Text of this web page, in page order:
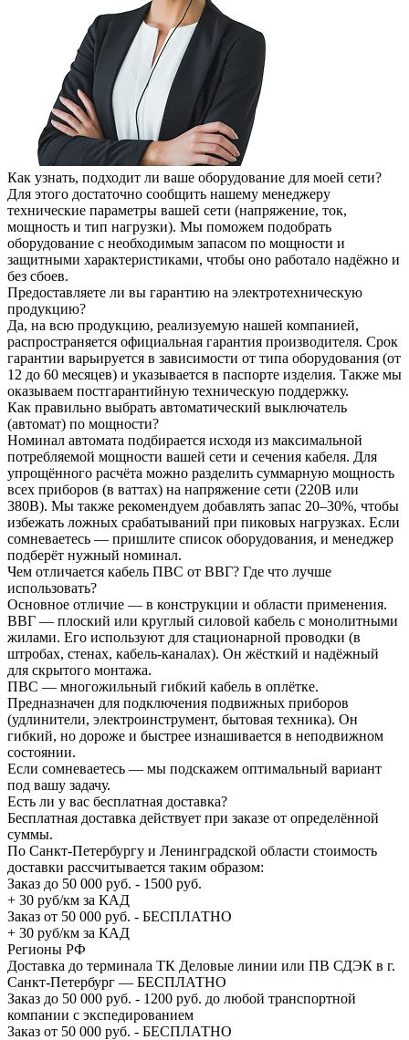
Как узнать, подходит ли ваше оборудование для моей сети?
Для этого достаточно сообщить нашему менеджеру
технические параметры вашей сети (напряжение, ток,
мощность и тип нагрузки). Мы поможем подобрать
оборудование с необходимым запасом по мощности и
защитными характеристиками, чтобы оно работало надёжно и
без сбоев.
Предоставляете ли вы гарантию на электротехническую
продукцию?
Да, на всю продукцию, реализуемую нашей компанией,
распространяется официальная гарантия производителя. Срок
гарантии варьируется в зависимости от типа оборудования (от
12 до 60 месяцев) и указывается в паспорте изделия. Также мы
оказываем постгарантийную техническую поддержку.
Как правильно выбрать автоматический выключатель
(автомат) по мощности?
Номинал автомата подбирается исходя из максимальной
потребляемой мощности вашей сети и сечения кабеля. Для
упрощённого расчёта можно разделить суммарную мощность
всех приборов (в ваттах) на напряжение сети (220В или
380В). Мы также рекомендуем добавлять запас 20–30%, чтобы
избежать ложных срабатываний при пиковых нагрузках. Если
сомневаетесь — пришлите список оборудования, и менеджер
подберёт нужный номинал.
Чем отличается кабель ПВС от ВВГ? Где что лучше
использовать?
Основное отличие — в конструкции и области применения.
ВВГ — плоский или круглый силовой кабель с монолитными
жилами. Его используют для стационарной проводки (в
штробах, стенах, кабель-каналах). Он жёсткий и надёжный
для скрытого монтажа.
ПВС — многожильный гибкий кабель в оплётке.
Предназначен для подключения подвижных приборов
(удлинители, электроинструмент, бытовая техника). Он
гибкий, но дороже и быстрее изнашивается в неподвижном
состоянии.
Если сомневаетесь — мы подскажем оптимальный вариант
под вашу задачу.
Есть ли у вас бесплатная доставка?
Бесплатная доставка действует при заказе от определённой
суммы.
По Санкт-Петербургу и Ленинградской области стоимость
доставки рассчитывается таким образом:
Заказ до 50 000 руб. - 1500 руб.
+ 30 руб/км за КАД
Заказ от 50 000 руб. - БЕСПЛАТНО
+ 30 руб/км за КАД
Регионы РФ
Доставка до терминала ТК Деловые линии или ПВ СДЭК в г.
Санкт-Петербург — БЕСПЛАТНО
Заказ до 50 000 руб. - 1200 руб. до любой транспортной
компании с экспедированием
Заказ от 50 000 руб. - БЕСПЛАТНО